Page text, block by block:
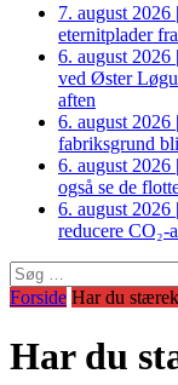
7. august 2026 |
eternitplader
6. august 2026 |
ved Øster
aften
6. august 2026 |
fabriksgrund
6. august 2026 |
også se de
6. august 2026 |
reducere
Søg
efter:
Forside Har du
Har du